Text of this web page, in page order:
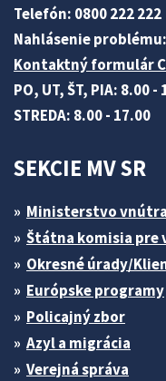
Telefón: 0800 222 222
Nahlásenie problému:
Kontaktný formulár
PO, UT, ŠT, PIA: 8.00 -
STREDA: 8.00 - 17.00
SEKCIE MV SR
Ministerstvo vnútra
Štátna komisia pre
Okresné úrady/
Európske programy
Policajný zbor
Azyl a migrácia
Verejná správa